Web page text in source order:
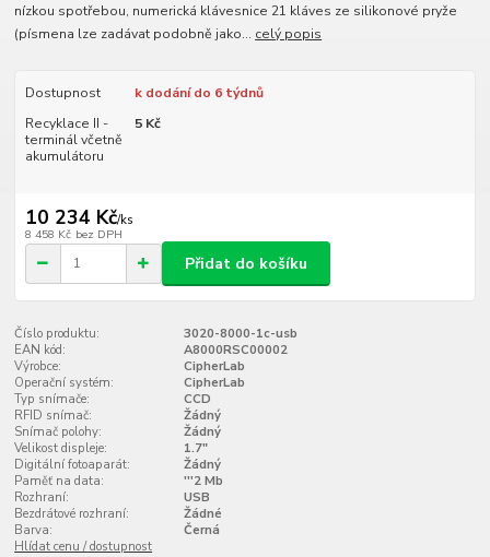
nízkou spotřebou, numerická klávesnice 21 kláves ze silikonové pryže
(písmena lze zadávat podobně jako... celý popis
Dostupnost
k dodání do 6 týdnů
Recyklace II -
terminál včetně
akumulátoru
5 Kč
10 234 Kč/ks
8 458 Kč bez DPH
Přidat do košíku
Číslo produktu:
3020-8000-1c-usb
EAN kód:
A8000RSC00002
Výrobce:
CipherLab
Operační systém:
CipherLab
Typ snímače:
CCD
RFID snímač:
Žádný
Snímač polohy:
Žádný
Velikost displeje:
1.7"
Digitální fotoaparát:
Žádný
Paměť na data:
'''2 Mb
Rozhraní:
USB
Bezdrátové rozhraní:
Žádné
Barva:
Černá
Hlídat cenu / dostupnost